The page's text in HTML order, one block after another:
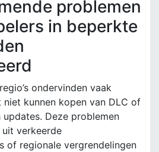
problemen
in beperkte
ondervinden vaak
kunnen kopen van DLC of
Deze problemen
verkeerde
of regionale vergrendelingen